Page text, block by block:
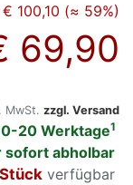
100,10 (≈ 59%)
69,90
MwSt. zzgl. Versand
10-20 Werktage1
sofort abholbar
noch 1 Stück verfügbar